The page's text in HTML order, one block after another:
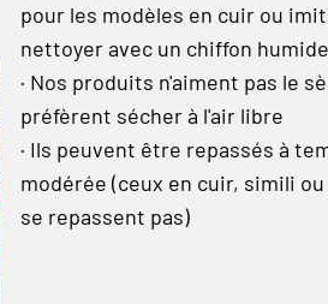
pour les modèles en cuir ou
nettoyer avec un chiffon
· Nos produits n'aiment pas le
préfèrent sécher à l'air libre
· Ils peuvent être repassés à
modérée (ceux en cuir, simili
se repassent pas)